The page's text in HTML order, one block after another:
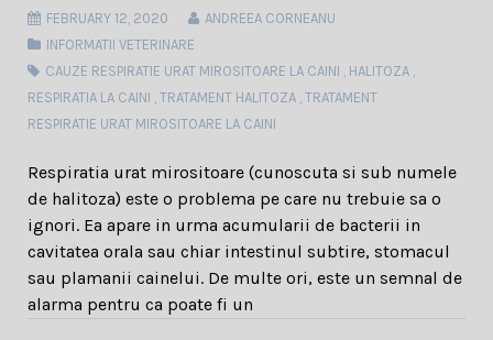
FEBRUARY 12, 2020
ANDREEA CORNEANU
INFORMATII VETERINARE
CAUZE RESPIRATIE URAT MIROSITOARE LA CAINI
HALITOZA
RESPIRATIA LA CAINI TRATAMENT HALITOZA TRATAMENT
RESPIRATIE URAT MIROSITOARE LA CAINI
Respiratia urat mirositoare (cunoscuta si sub numele
de halitoza) este o problema pe care nu trebuie sa o
ignori. Ea apare in urma acumularii de bacterii in
cavitatea orala sau chiar intestinul subtire, stomacul
sau plamanii cainelui. De multe ori, este un semnal de
alarma pentru ca poate fi un